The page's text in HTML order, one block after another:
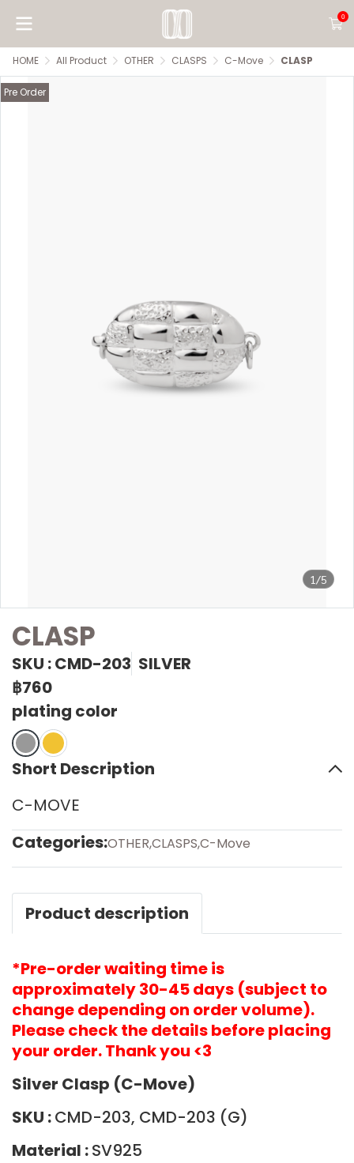
0
HOME All Product OTHER CLASPS C-Move CLASP
1/5
Pre Order
CLASP
SKU : CMD-203 SILVER
฿760
plating color
Short Description
C-MOVE
Categories:OTHER,CLASPS,C-Move
Product description
*Pre-order waiting time is
approximately 30-45 days (subject to
change depending on order volume).
Please check the details before placing
your order. Thank you <3
Silver Clasp (C-Move)
SKU :CMD-203, CMD-203 (G)
Material :SV925